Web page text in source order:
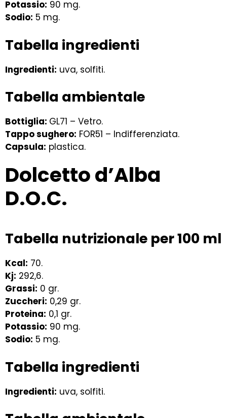
Potassio: 90 mg.
Sodio: 5 mg.
Tabella ingredienti
Ingredienti: uva, solfiti.
Tabella ambientale
Bottiglia: GL71 – Vetro.
Tappo sughero: FOR51 – Indifferenziata.
Capsula: plastica.
Dolcetto d’Alba
D.O.C.
Tabella nutrizionale per 100 ml
Kcal: 70.
Kj: 292,6.
Grassi: 0 gr.
Zuccheri: 0,29 gr.
Proteina: 0,1 gr.
Potassio: 90 mg.
Sodio: 5 mg.
Tabella ingredienti
Ingredienti: uva, solfiti.